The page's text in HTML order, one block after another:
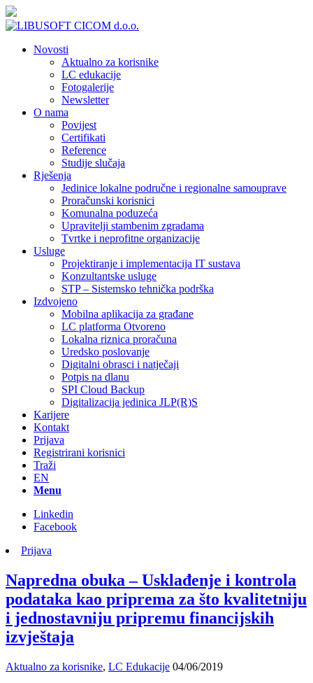
Novosti
Aktualno za korisnike
LC edukacije
Fotogalerije
Newsletter
O nama
Povijest
Certifikati
Reference
Studije slučaja
Rješenja
Jedinice lokalne područne i regionalne samouprave
Proračunski korisnici
Komunalna poduzeća
Upravitelji stambenim zgradama
Tvrtke i neprofitne organizacije
Usluge
Projektiranje i implementacija IT sustava
Konzultantske usluge
STP – Sistemsko tehnička podrška
Izdvojeno
Mobilna aplikacija za građane
LC platforma Otvoreno
Lokalna riznica proračuna
Uredsko poslovanje
Digitalni obrasci i natječaji
Potpis na dlanu
SPI Cloud Backup
Digitalizacija jedinica JLP(R)S
Karijere
Kontakt
Prijava
Registrirani korisnici
Traži
EN
Menu
Linkedin
Facebook
Prijava
Napredna obuka – Usklađenje i kontrola
podataka kao priprema za što kvalitetniju
i jednostavniju pripremu financijskih
izvještaja
Aktualno za korisnike, LC Edukacije 04/06/2019